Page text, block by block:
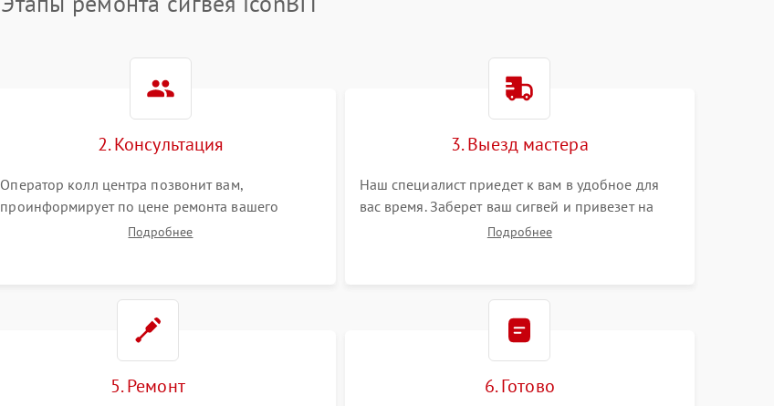
2. Консультация
Оператор колл центра позвонит вам,
проинформирует по цене ремонта вашего
сигвея а также ответит на все ваши вопросы.
Подробнее
3. Выезд мастера
Наш специалист приедет к вам в удобное для
вас время. Заберет ваш сигвей и привезет на
склад для диагностики.Подробнее
5. Ремонт 6. Готово